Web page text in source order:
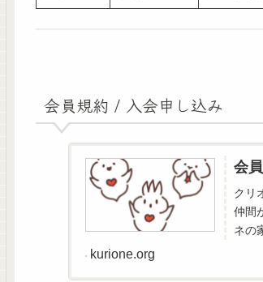
会員規約 / 入会申し込み
会
クリ
仲間
ネの
kurione.org